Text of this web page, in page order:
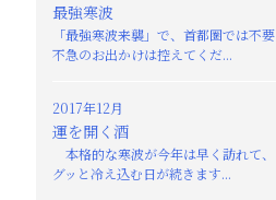
最強寒波
「最強寒波来襲」で、首都圏では不要
不急のお出かけは控えてくだ...
2017年12月
運を開く酒
本格的な寒波が今年は早く訪れて、
グッと冷え込む日が続きます...